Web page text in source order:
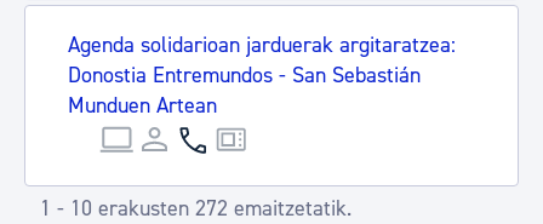
Agenda solidarioan jarduerak argitaratzea:
Donostia Entremundos - San Sebastián
Munduen Artean
1 - 10 erakusten 272 emaitzetatik.